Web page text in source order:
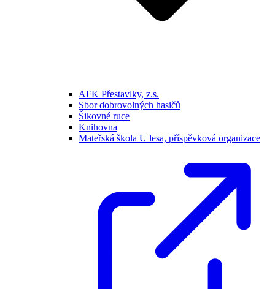
AFK Přestavlky, z.s.
Sbor dobrovolných hasičů
Šikovné ruce
Knihovna
Mateřská škola U lesa, příspěvková organizace